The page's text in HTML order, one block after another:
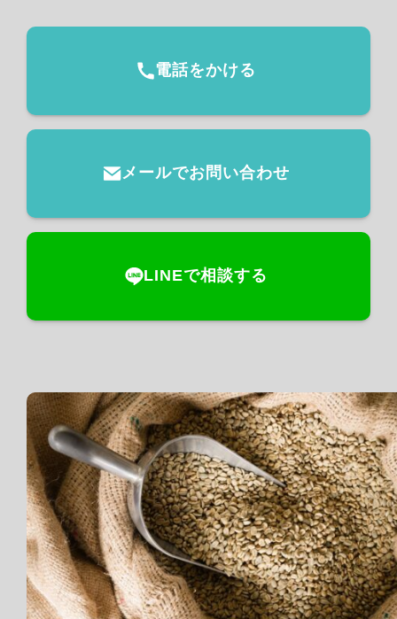
電話をかける
メールでお問い合わせ
LINEで相談する